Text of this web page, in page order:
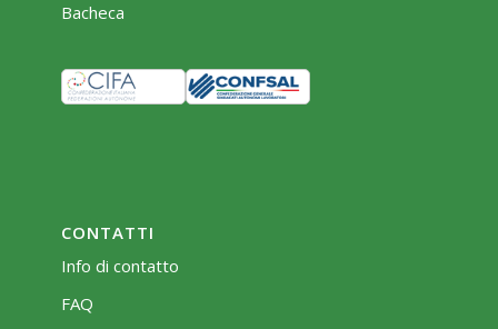
Bacheca
CONTATTI
Info di contatto
FAQ